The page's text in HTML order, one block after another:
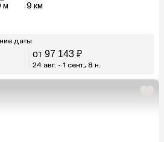
м 9 км
даты
от 97 143 ₽
24 авг. - 1 сент., 8 н.